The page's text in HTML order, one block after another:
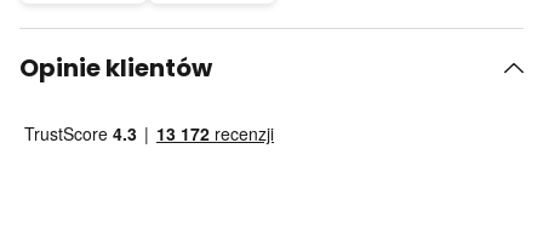
Opinie klientów